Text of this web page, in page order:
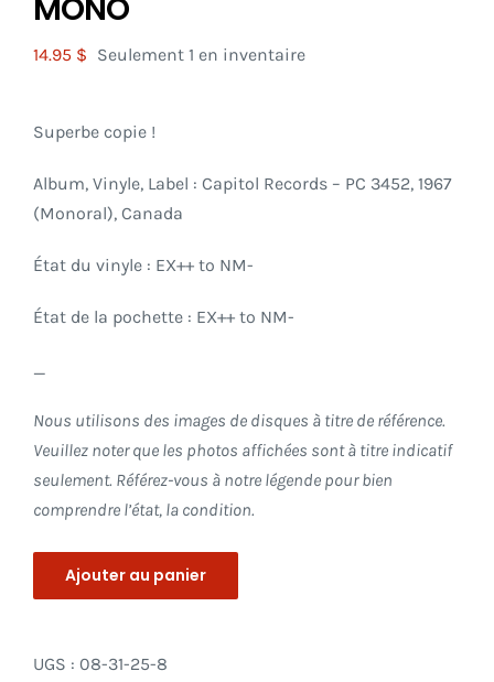
MONO
14.95 $ Seulement 1 en inventaire
Superbe copie !
Album, Vinyle, Label : Capitol Records – PC 3452, 1967
(Monoral), Canada
État du vinyle : EX++ to NM-
État de la pochette : EX++ to NM-
_
Nous utilisons des images de disques à titre de référence.
Veuillez noter que les photos affichées sont à titre indicatif
seulement. Référez-vous à notre légende pour bien
comprendre l’état, la condition.
Ajouter au panier
UGS : 08-31-25-8